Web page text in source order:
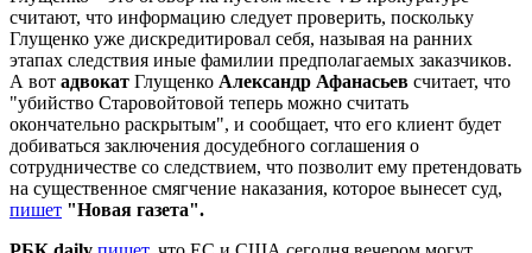
считают, что информацию следует проверить, поскольку
Глущенко уже дискредитировал себя, называя на ранних
этапах следствия иные фамилии предполагаемых заказчиков.
А вот адвокат Глущенко Александр Афанасьев считает, что
"убийство Старовойтовой теперь можно считать
окончательно раскрытым", и сообщает, что его клиент будет
добиваться заключения досудебного соглашения о
сотрудничестве со следствием, что позволит ему претендовать
на существенное смягчение наказания, которое вынесет суд,
пишет "Новая газета".